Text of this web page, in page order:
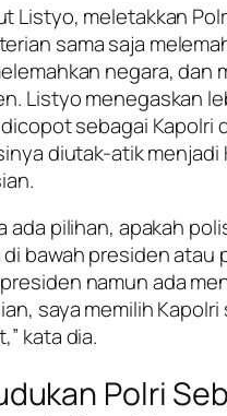
Listyo, meletakkan
sama saja
negara, dan
Listyo menegaskan
sebagai Kapolri
diutak-atik menjadi
ada pilihan, apakah
di bawah presiden atau
namun ada
saya memilih Kapolri
kata dia.
Polri